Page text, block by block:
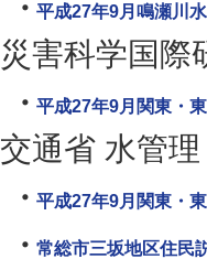
平成27年9月鳴瀬川
災害科学国際
平成27年9月関東・
交通省 水管
平成27年9月関東・
常総市三坂地区住民